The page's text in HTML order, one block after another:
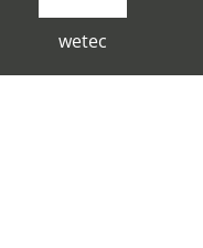
wetec